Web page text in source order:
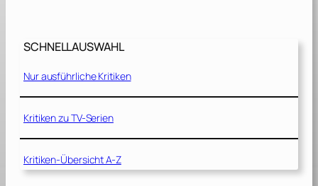
c
a
r
d
w
e
SCHNELLAUSWAHL
Nur ausführliche Kritiken
Kritiken zu TV-Serien
Kritiken-Übersicht A-Z